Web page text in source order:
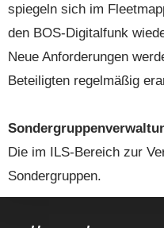
spiegeln sich im
den BOS-Digitalfunk
Neue Anforderungen
Beteiligten regelmäßig
Die im ILS-Bereich zur
Sondergruppen.